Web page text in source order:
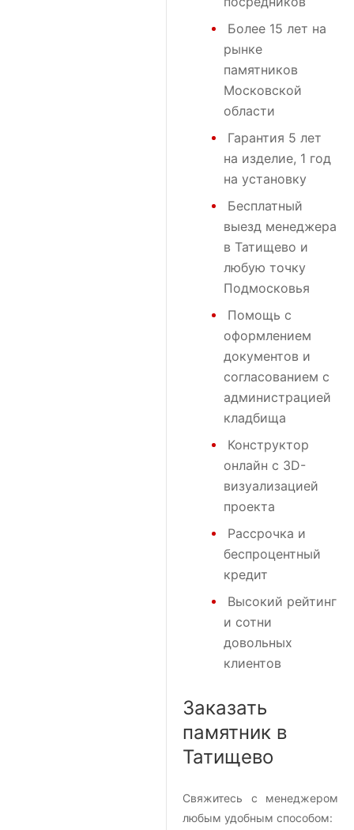
Более 15 лет на
рынке
памятников
Московской
области
Гарантия 5 лет
на изделие, 1 год
на установку
Бесплатный
выезд менеджера
в Татищево и
любую точку
Подмосковья
Помощь с
оформлением
документов и
согласованием с
администрацией
кладбища
Конструктор
онлайн с 3D-
визуализацией
проекта
Рассрочка и
беспроцентный
кредит
Высокий рейтинг
и сотни
довольных
клиентов
Заказать
памятник в
Татищево
Свяжитесь с менеджером
любым удобным способом: